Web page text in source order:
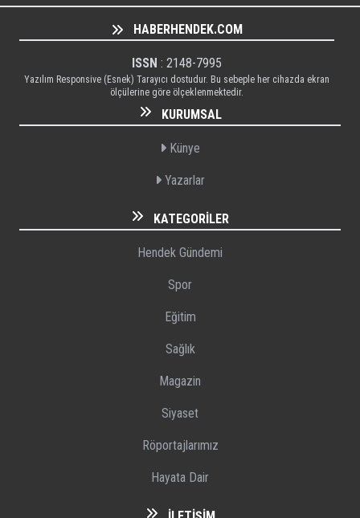
HABERHENDEK.COM
ISSN : 2148-7995
Yazılım Responsive (Esnek) Tarayıcı dostudur. Bu sebeple her cihazda ekran
ölçülerine göre ölçeklenmektedir.
KURUMSAL
Künye
Yazarlar
KATEGORILER
Hendek Gündemi
Spor
Eğitim
Sağlık
Magazin
Siyaset
Röportajlarımız
Hayata Dair